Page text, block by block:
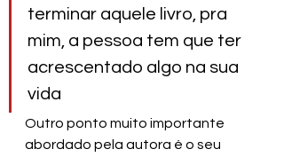
terminar aquele livro, pra
mim, a pessoa tem que ter
acrescentado algo na sua
vida
Outro ponto muito importante
abordado pela autora é o seu